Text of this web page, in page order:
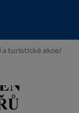
a turistické akce/